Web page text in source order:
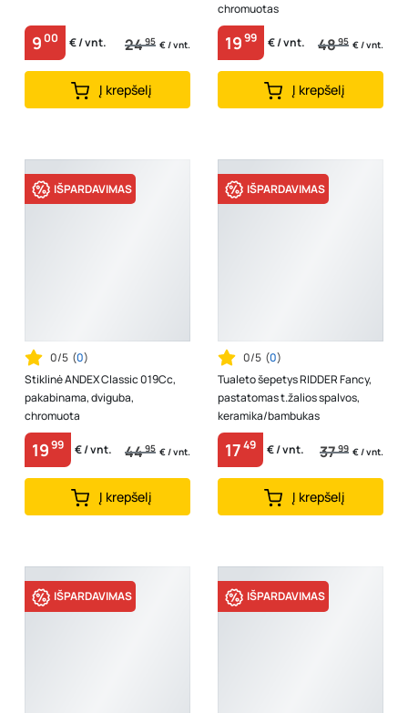
900 € / vnt. 2495 € / vnt.
Į krepšelį
chromuotas
1999 € / vnt. 4895 € / vnt.
Į krepšelį
IŠPARDAVIMAS
0/5 (0)
Stiklinė ANDEX Classic 019Cc,
pakabinama, dviguba,
chromuota
1999 € / vnt. 4495 € / vnt.
Į krepšelį
IŠPARDAVIMAS
0/5 (0)
Tualeto šepetys RIDDER Fancy,
pastatomas t.žalios spalvos,
keramika/bambukas
1749 € / vnt. 3799 € / vnt.
Į krepšelį
IŠPARDAVIMAS IŠPARDAVIMAS